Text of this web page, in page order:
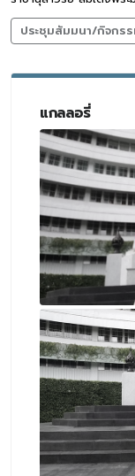
ประชุมสัมมนา/กิจกร
แกลลอรี่